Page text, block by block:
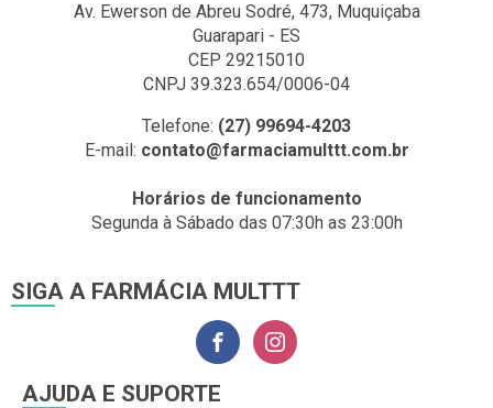
Av. Ewerson de Abreu Sodré, 473, Muquiçaba
Guarapari - ES
CEP 29215010
CNPJ 39.323.654/0006-04
Telefone: (27) 99694-4203
E-mail: contato@farmaciamulttt.com.br
Horários de funcionamento
Segunda à Sábado das 07:30h as 23:00h
SIGA A FARMÁCIA MULTTT
AJUDA E SUPORTE